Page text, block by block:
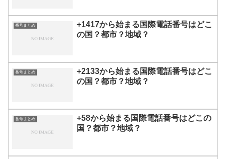
番号まとめ
+1417から始まる国際電話番号はどこ
の国？都市？地域？
番号まとめ
+2133から始まる国際電話番号はどこ
の国？都市？地域？
番号まとめ
+58から始まる国際電話番号はどこの
国？都市？地域？